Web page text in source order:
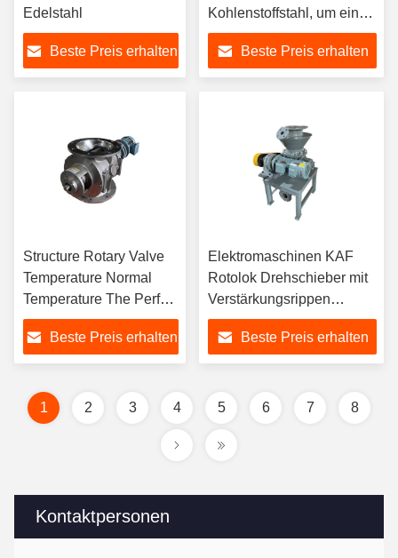
Kontaktpersonen
Edelstahl
Beste Preis erhalten
Kohlenstoffstahl, um einen
reibungslosen
Materialbetrieb zu
erreichen
Beste Preis erhalten
Structure Rotary Valve
Temperature Normal
Temperature The Perfect
Combination for Material
Handling
Beste Preis erhalten
Elektromaschinen KAF
Rotolok Drehschieber mit
Verstärkungsrippen
Laufrad für
Materialzuführung
Beste Preis erhalten
1 2 3 4 5 6 7 8